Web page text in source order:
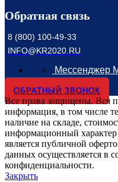
Обратная связь
8 (800) 100-49-33
INFO@KR2020.RU
Мессенджер
ОБРАТНЫЙ ЗВОНОК
Все права защищены. Вся
информация, в том числе
наличие на складе,
информационный
является публичной
данных осуществляется в
конфиденциальности.
Закрыть